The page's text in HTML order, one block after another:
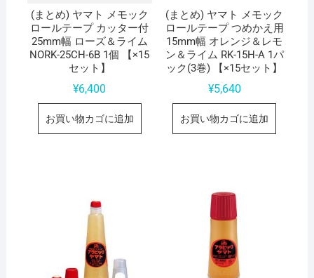
(まとめ) ヤマト メモック
ロールテープ カッター付
25mm幅 ローズ＆ライム
NORK-25CH-6B 1個 【×15
セット】
¥6,400
お買い物カゴに追加
(まとめ) ヤマト メモック
ロールテープ つめかえ用
15mm幅 オレンジ＆レモ
ン＆ライム RK-15H-A 1パ
ック(3巻) 【×15セット】
¥5,640
お買い物カゴに追加